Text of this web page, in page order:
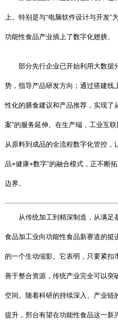
上。特别是与“电脑软件设计与开发
功能性食品产业插上了数字化翅膀。
部分先行企业已开始利用大数据
势，指导产品研发方向；通过搭建线
性化的膳食建议和产品推荐，实现了
案”的服务延伸。在生产端，工业互
从原料到成品的全流程数字化管控，
品+健康+数字”的融合模式，正不断
边界。
从传统加工到精深制造，从满足
食品加工业向功能性食品新赛道的挺
的一个生动缩影。它表明，只要紧扣
善于整合资源，传统产业完全可以突
空间。随着科研的持续深入、产业链
提升，邢台有望在功能性食品这一新